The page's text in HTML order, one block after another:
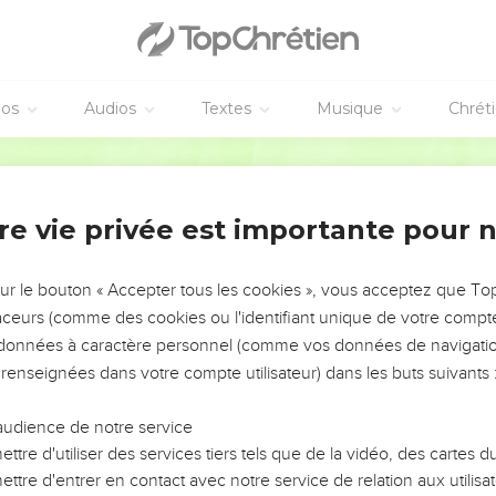
Audios Textes Musique
à cette montagne : Transporte-toi d'ici là, et elle se
la Galilée, Jésus leur dit : Le Fils de l'homme doit être
le troisième jour il ressuscitera. Ils furent profondément
du temple
t-il pas les deux drachmes ?
fut entré dans la maison, Jésus le prévint, et dit : Que t'en
ils des tributs ou des impôts ? de leurs fils, ou des étrangers ?
vie privée est importante pour
le bouton « Accepter tous les cookies », vous acceptez que
(comme des cookies ou l'identifiant unique de votre
à caractère personnel (comme vos données de
dans votre compte utilisateur) dans les buts suivants :
de notre service
d'utiliser des services tiers tels que de la vidéo, des cartes
d'entrer en contact avec notre service de relation aux